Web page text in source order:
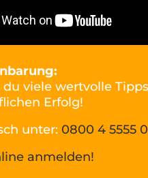
viele wertvolle
Erfolg!
unter: 0800 4 5555
anmelden!